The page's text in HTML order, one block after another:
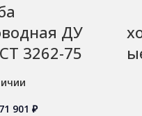
ДУ
3262-75
71 901₽